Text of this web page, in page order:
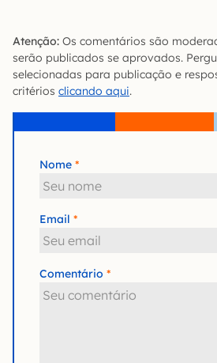
Atenção: Os comentários são
serão publicados se aprovados.
selecionadas para publicação e
critérios clicando aqui.
Nome
Email
Comentário